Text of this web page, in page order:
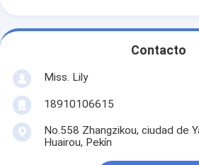
Contacto
Miss. Lily
18910106615
No.558 Zhangzikou, ciudad de
Huairou, Pekín